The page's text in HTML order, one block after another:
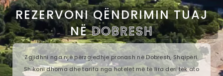
REZERVONI QËNDRIMIN TUAJ
NËDOBRESH
Zgjidhni nga një përzgjedhje pronash në Dobresh, Shqipëri.
Shikoni dhoma dhe tarifa nga hotelet më të lira deri tek ato